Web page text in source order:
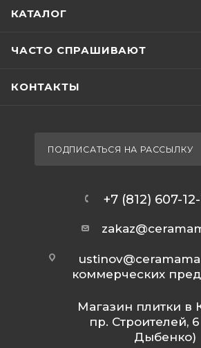
КАТАЛОГ
ЧАСТО СПРАШИВАЮТ
КОНТАКТЫ
ПОДПИСАТЬСЯ НА РАССЫЛКУ
+7 (812) 607-
коммерческих
Магазин плитки в
пр. Строителей,
Дыбенко)